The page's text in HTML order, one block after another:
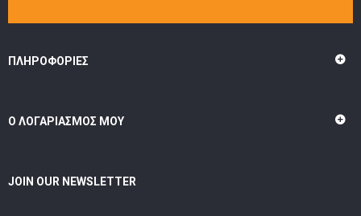
ΠΛΗΡΟΦΟΡΊΕΣ
Ο ΛΟΓΑΡΙΑΣΜΌΣ ΜΟΥ
JOIN OUR NEWSLETTER